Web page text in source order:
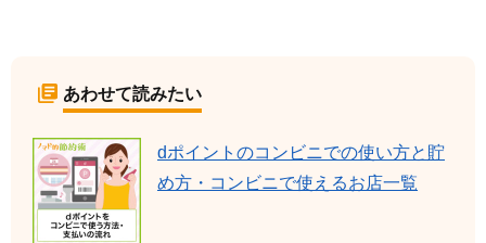
あわせて読みたい
dポイントのコンビニでの使い方と貯
め方・コンビニで使えるお店一覧